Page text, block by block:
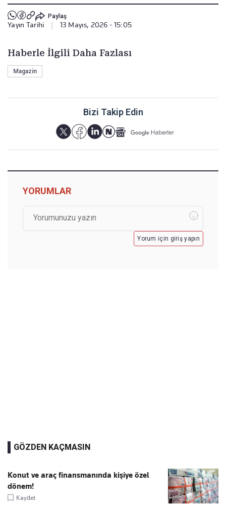
Paylaş
Yayın Tarihi 13 Mayıs, 2026 - 15:05
Haberle İlgili Daha Fazlası
Magazin
Bizi Takip Edin
YORUMLAR
Yorum için giriş yapın
GÖZDEN KAÇMASIN
Konut ve araç finansmanında kişiye özel
dönem!
Kaydet